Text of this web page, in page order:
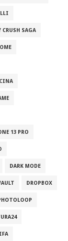
CRUSH SAGA
CINA
13 PRO
DARK MODE
DROPBOX